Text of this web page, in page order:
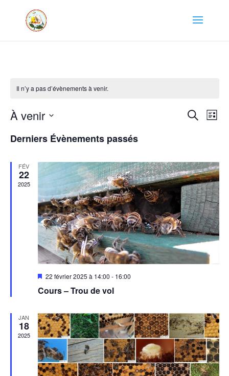
Il n’y a pas d’évènements à venir.
vues
Recherche
de
Liste
À venir
une
Derniers Évènements passés
FÉV
22
2025
Mis
avant
22 février 2025 à 14:00 - 16:00
Cours – Trou de vol
JAN
18
2025